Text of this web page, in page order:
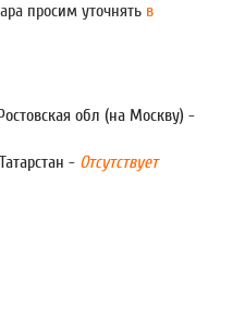
просим уточнять в
обл (на Москву) -
- Отсутствует